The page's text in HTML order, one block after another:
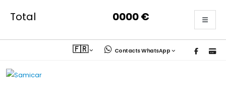
Total 0000€
🇫🇷 Contacts WhatsApp